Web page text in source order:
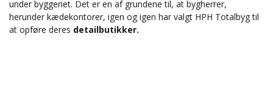
under byggeriet. Det er en af grundene til, at bygherrer,
herunder kædekontorer, igen og igen har valgt HPH Totalbyg til
at opføre deres detailbutikker.